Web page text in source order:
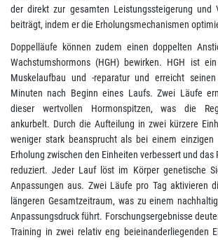
der direkt zur gesamten Leistungssteigerung und
beiträgt, indem er die Erholungsmechanismen
Doppelläufe können zudem einen doppelten
Wachstumshormons (HGH) bewirken. HGH ist
Muskelaufbau und -reparatur und erreicht
Minuten nach Beginn eines Laufs. Zwei Läufe
dieser wertvollen Hormonspitzen, was die
ankurbelt. Durch die Aufteilung in zwei kürzere
weniger stark beansprucht als bei einem
Erholung zwischen den Einheiten verbessert und das
reduziert. Jeder Lauf löst im Körper genetische
Anpassungen aus. Zwei Läufe pro Tag aktivieren
längeren Gesamtzeitraum, was zu einem
Anpassungsdruck führt. Forschungsergebnisse
Training in zwei relativ eng beieinanderliegenden